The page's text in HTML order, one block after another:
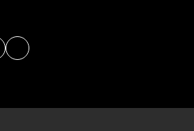
InstagramSoundCloud